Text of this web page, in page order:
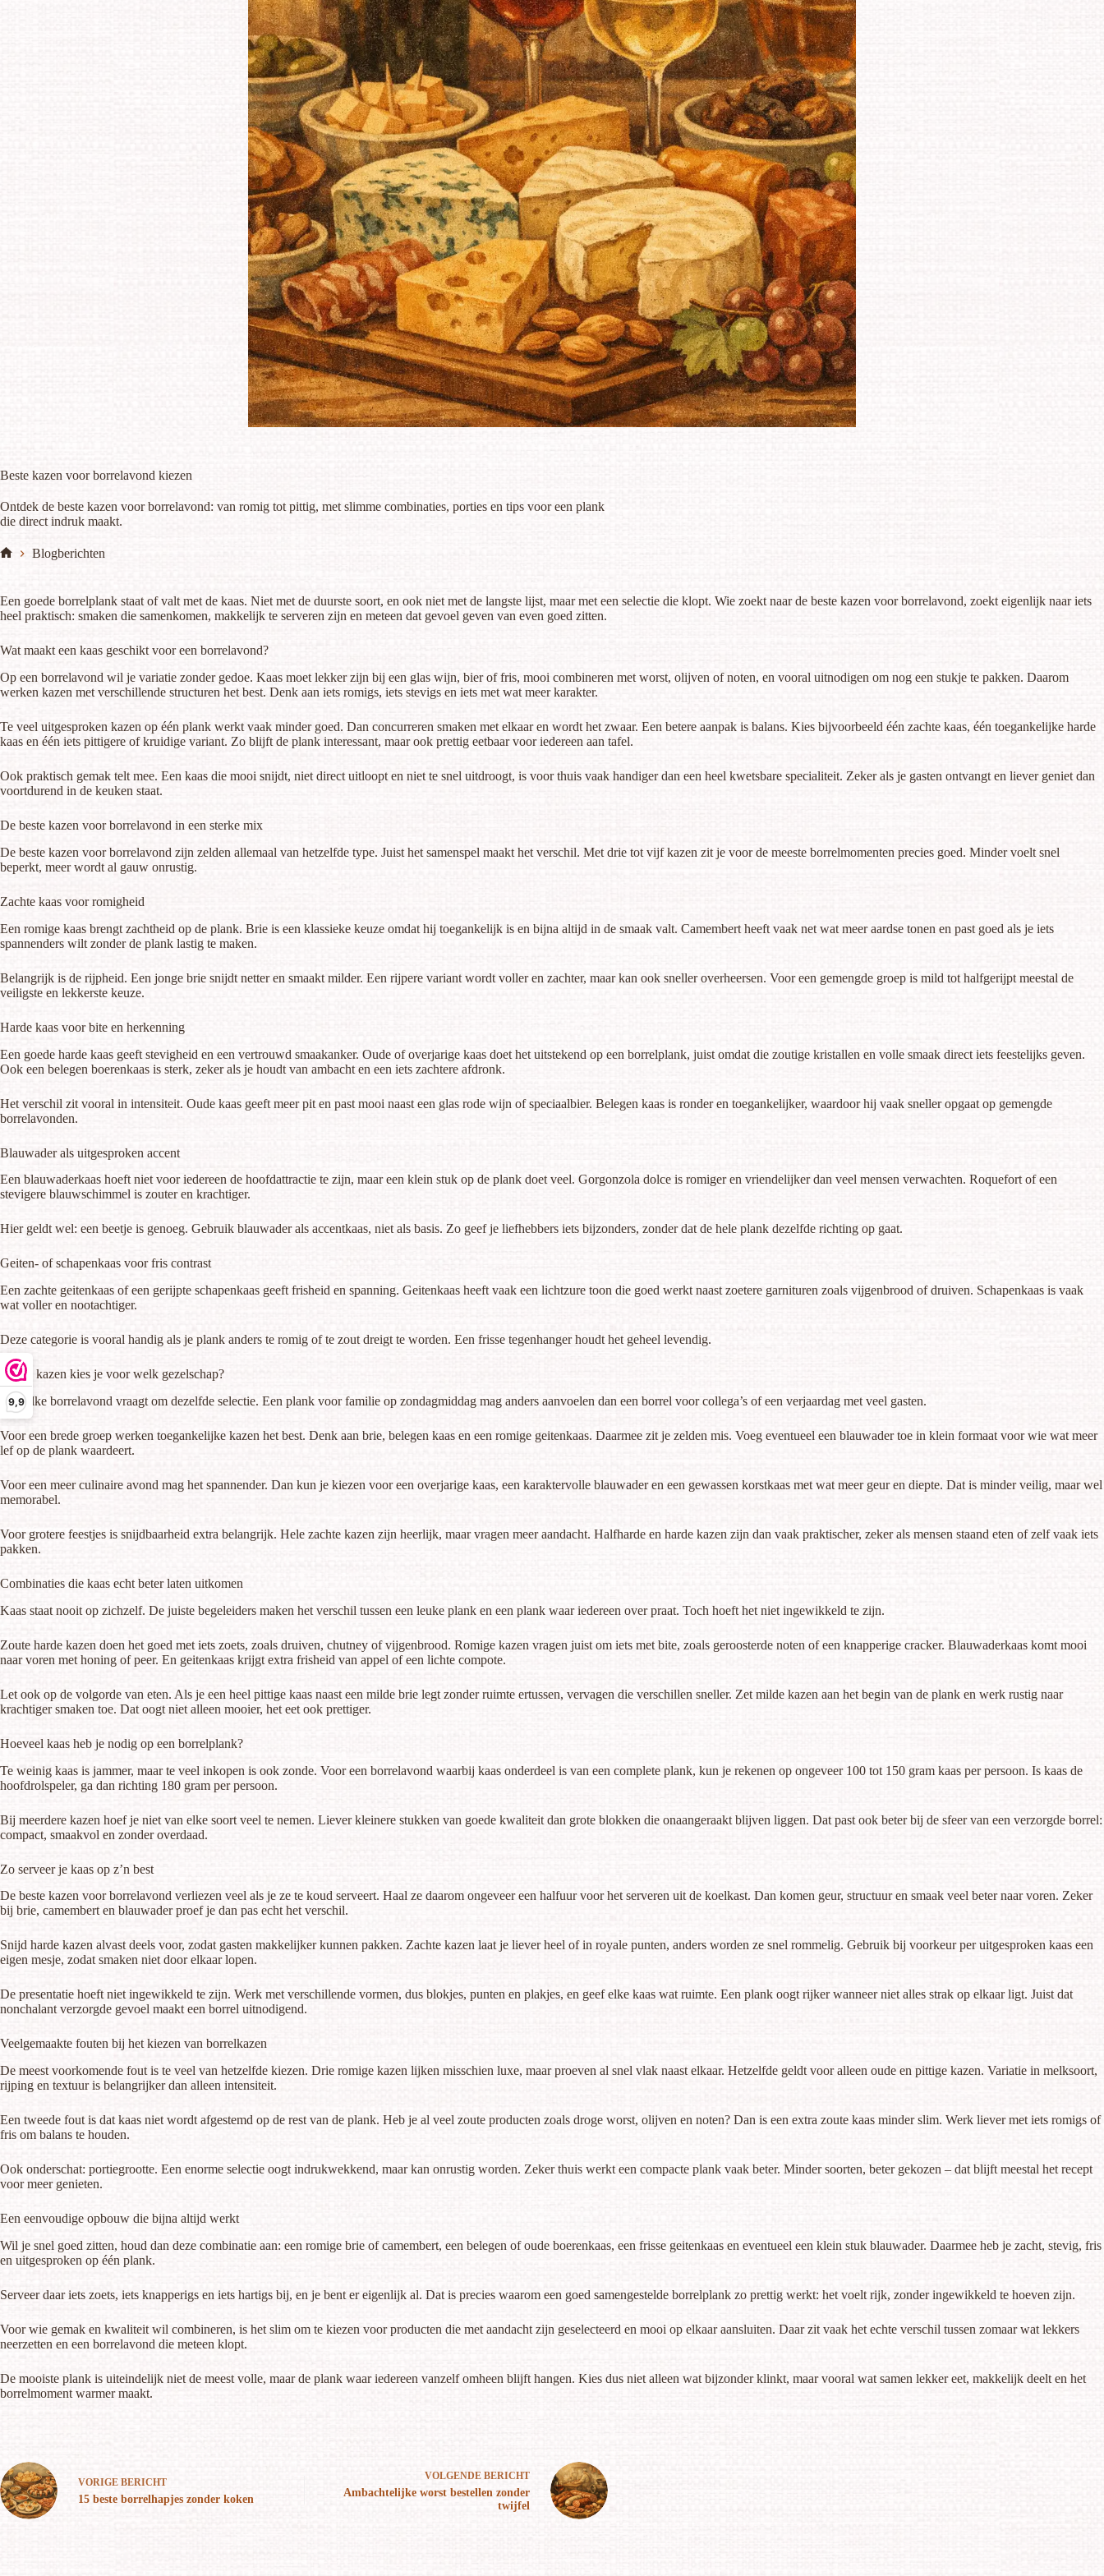
9,9
Beste kazen voor borrelavond kiezen
Ontdek de beste kazen voor borrelavond: van romig tot pittig, met slimme combinaties, porties en tips voor een plank
die direct indruk maakt.
Blogberichten
Een goede borrelplank staat of valt met de kaas. Niet met de duurste soort, en ook niet met de langste lijst, maar met een selectie die klopt. Wie zoekt naar de beste kazen voor borrelavond, zoekt eigenlijk naar iets
heel praktisch: smaken die samenkomen, makkelijk te serveren zijn en meteen dat gevoel geven van even goed zitten.
Wat maakt een kaas geschikt voor een borrelavond?
Op een borrelavond wil je variatie zonder gedoe. Kaas moet lekker zijn bij een glas wijn, bier of fris, mooi combineren met worst, olijven of noten, en vooral uitnodigen om nog een stukje te pakken. Daarom
werken kazen met verschillende structuren het best. Denk aan iets romigs, iets stevigs en iets met wat meer karakter.
Te veel uitgesproken kazen op één plank werkt vaak minder goed. Dan concurreren smaken met elkaar en wordt het zwaar. Een betere aanpak is balans. Kies bijvoorbeeld één zachte kaas, één toegankelijke harde
kaas en één iets pittigere of kruidige variant. Zo blijft de plank interessant, maar ook prettig eetbaar voor iedereen aan tafel.
Ook praktisch gemak telt mee. Een kaas die mooi snijdt, niet direct uitloopt en niet te snel uitdroogt, is voor thuis vaak handiger dan een heel kwetsbare specialiteit. Zeker als je gasten ontvangt en liever geniet dan
voortdurend in de keuken staat.
De beste kazen voor borrelavond in een sterke mix
De beste kazen voor borrelavond zijn zelden allemaal van hetzelfde type. Juist het samenspel maakt het verschil. Met drie tot vijf kazen zit je voor de meeste borrelmomenten precies goed. Minder voelt snel
beperkt, meer wordt al gauw onrustig.
Zachte kaas voor romigheid
Een romige kaas brengt zachtheid op de plank. Brie is een klassieke keuze omdat hij toegankelijk is en bijna altijd in de smaak valt. Camembert heeft vaak net wat meer aardse tonen en past goed als je iets
spannenders wilt zonder de plank lastig te maken.
Belangrijk is de rijpheid. Een jonge brie snijdt netter en smaakt milder. Een rijpere variant wordt voller en zachter, maar kan ook sneller overheersen. Voor een gemengde groep is mild tot halfgerijpt meestal de
veiligste en lekkerste keuze.
Harde kaas voor bite en herkenning
Een goede harde kaas geeft stevigheid en een vertrouwd smaakanker. Oude of overjarige kaas doet het uitstekend op een borrelplank, juist omdat die zoutige kristallen en volle smaak direct iets feestelijks geven.
Ook een belegen boerenkaas is sterk, zeker als je houdt van ambacht en een iets zachtere afdronk.
Het verschil zit vooral in intensiteit. Oude kaas geeft meer pit en past mooi naast een glas rode wijn of speciaalbier. Belegen kaas is ronder en toegankelijker, waardoor hij vaak sneller opgaat op gemengde
borrelavonden.
Blauwader als uitgesproken accent
Een blauwaderkaas hoeft niet voor iedereen de hoofdattractie te zijn, maar een klein stuk op de plank doet veel. Gorgonzola dolce is romiger en vriendelijker dan veel mensen verwachten. Roquefort of een
stevigere blauwschimmel is zouter en krachtiger.
Hier geldt wel: een beetje is genoeg. Gebruik blauwader als accentkaas, niet als basis. Zo geef je liefhebbers iets bijzonders, zonder dat de hele plank dezelfde richting op gaat.
Geiten- of schapenkaas voor fris contrast
Een zachte geitenkaas of een gerijpte schapenkaas geeft frisheid en spanning. Geitenkaas heeft vaak een lichtzure toon die goed werkt naast zoetere garnituren zoals vijgenbrood of druiven. Schapenkaas is vaak
wat voller en nootachtiger.
Deze categorie is vooral handig als je plank anders te romig of te zout dreigt te worden. Een frisse tegenhanger houdt het geheel levendig.
Welke kazen kies je voor welk gezelschap?
Niet elke borrelavond vraagt om dezelfde selectie. Een plank voor familie op zondagmiddag mag anders aanvoelen dan een borrel voor collega’s of een verjaardag met veel gasten.
Voor een brede groep werken toegankelijke kazen het best. Denk aan brie, belegen kaas en een romige geitenkaas. Daarmee zit je zelden mis. Voeg eventueel een blauwader toe in klein formaat voor wie wat meer
lef op de plank waardeert.
Voor een meer culinaire avond mag het spannender. Dan kun je kiezen voor een overjarige kaas, een karaktervolle blauwader en een gewassen korstkaas met wat meer geur en diepte. Dat is minder veilig, maar wel
memorabel.
Voor grotere feestjes is snijdbaarheid extra belangrijk. Hele zachte kazen zijn heerlijk, maar vragen meer aandacht. Halfharde en harde kazen zijn dan vaak praktischer, zeker als mensen staand eten of zelf vaak iets
pakken.
Combinaties die kaas echt beter laten uitkomen
Kaas staat nooit op zichzelf. De juiste begeleiders maken het verschil tussen een leuke plank en een plank waar iedereen over praat. Toch hoeft het niet ingewikkeld te zijn.
Zoute harde kazen doen het goed met iets zoets, zoals druiven, chutney of vijgenbrood. Romige kazen vragen juist om iets met bite, zoals geroosterde noten of een knapperige cracker. Blauwaderkaas komt mooi
naar voren met honing of peer. En geitenkaas krijgt extra frisheid van appel of een lichte compote.
Let ook op de volgorde van eten. Als je een heel pittige kaas naast een milde brie legt zonder ruimte ertussen, vervagen die verschillen sneller. Zet milde kazen aan het begin van de plank en werk rustig naar
krachtiger smaken toe. Dat oogt niet alleen mooier, het eet ook prettiger.
Hoeveel kaas heb je nodig op een borrelplank?
Te weinig kaas is jammer, maar te veel inkopen is ook zonde. Voor een borrelavond waarbij kaas onderdeel is van een complete plank, kun je rekenen op ongeveer 100 tot 150 gram kaas per persoon. Is kaas de
hoofdrolspeler, ga dan richting 180 gram per persoon.
Bij meerdere kazen hoef je niet van elke soort veel te nemen. Liever kleinere stukken van goede kwaliteit dan grote blokken die onaangeraakt blijven liggen. Dat past ook beter bij de sfeer van een verzorgde borrel:
compact, smaakvol en zonder overdaad.
Zo serveer je kaas op z’n best
De beste kazen voor borrelavond verliezen veel als je ze te koud serveert. Haal ze daarom ongeveer een halfuur voor het serveren uit de koelkast. Dan komen geur, structuur en smaak veel beter naar voren. Zeker
bij brie, camembert en blauwader proef je dan pas echt het verschil.
Snijd harde kazen alvast deels voor, zodat gasten makkelijker kunnen pakken. Zachte kazen laat je liever heel of in royale punten, anders worden ze snel rommelig. Gebruik bij voorkeur per uitgesproken kaas een
eigen mesje, zodat smaken niet door elkaar lopen.
De presentatie hoeft niet ingewikkeld te zijn. Werk met verschillende vormen, dus blokjes, punten en plakjes, en geef elke kaas wat ruimte. Een plank oogt rijker wanneer niet alles strak op elkaar ligt. Juist dat
nonchalant verzorgde gevoel maakt een borrel uitnodigend.
Veelgemaakte fouten bij het kiezen van borrelkazen
De meest voorkomende fout is te veel van hetzelfde kiezen. Drie romige kazen lijken misschien luxe, maar proeven al snel vlak naast elkaar. Hetzelfde geldt voor alleen oude en pittige kazen. Variatie in melksoort,
rijping en textuur is belangrijker dan alleen intensiteit.
Een tweede fout is dat kaas niet wordt afgestemd op de rest van de plank. Heb je al veel zoute producten zoals droge worst, olijven en noten? Dan is een extra zoute kaas minder slim. Werk liever met iets romigs of
fris om balans te houden.
Ook onderschat: portiegrootte. Een enorme selectie oogt indrukwekkend, maar kan onrustig worden. Zeker thuis werkt een compacte plank vaak beter. Minder soorten, beter gekozen – dat blijft meestal het recept
voor meer genieten.
Een eenvoudige opbouw die bijna altijd werkt
Wil je snel goed zitten, houd dan deze combinatie aan: een romige brie of camembert, een belegen ofoude boerenkaas, een frisse geitenkaas en eventueel een klein stuk blauwader. Daarmee heb je zacht, stevig, fris
en uitgesproken op één plank.
Serveer daar iets zoets, iets knapperigs en iets hartigs bij, en je bent er eigenlijk al. Dat is precies waarom een goed samengestelde borrelplank zo prettig werkt: het voelt rijk, zonder ingewikkeld te hoeven zijn.
Voor wie gemak en kwaliteit wil combineren, is het slim om te kiezen voor producten die met aandacht zijn geselecteerd en mooi op elkaar aansluiten. Daar zit vaak het echte verschil tussen zomaar wat lekkers
neerzetten en een borrelavond die meteen klopt.
De mooiste plank is uiteindelijk niet de meest volle, maar de plank waar iedereen vanzelf omheen blijft hangen. Kies dus niet alleen wat bijzonder klinkt, maar vooral wat samen lekker eet, makkelijk deelt en het
borrelmoment warmer maakt.
VORIGE BERICHT
15 beste borrelhapjes zonder koken
VOLGENDE BERICHT
Ambachtelijke worst bestellen zonder
twijfel